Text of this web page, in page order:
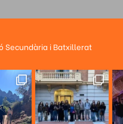
Secundària i Batxillerat